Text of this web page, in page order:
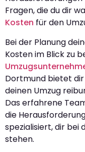
Fragen, die du dir
Kosten für den
Bei der Planung
Kosten im Blick zu
Dortmund bietet
deinen Umzug
Das erfahrene
die
spezialisiert, dir bei
stehen.